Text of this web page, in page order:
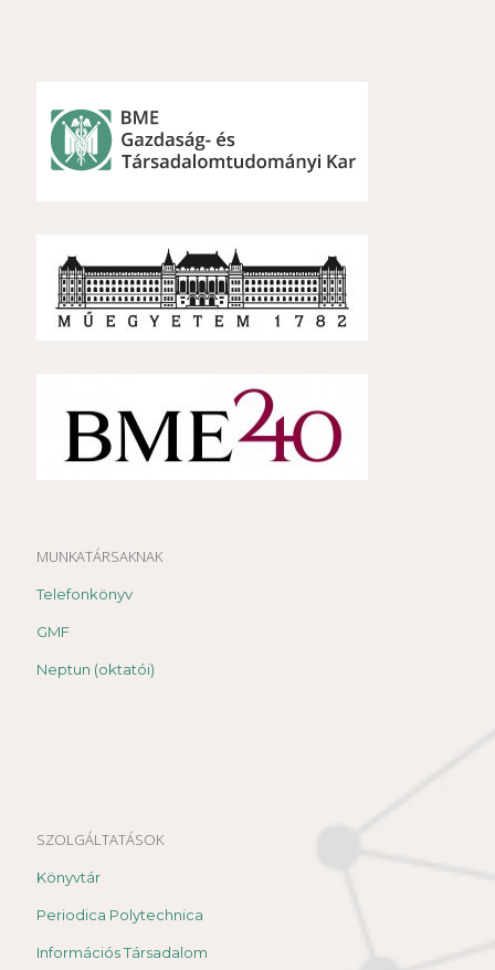
MUNKATÁRSAKNAK
Telefonkönyv
GMF
Neptun (oktatói)
SZOLGÁLTATÁSOK
Könyvtár
Periodica Polytechnica
Információs Társadalom